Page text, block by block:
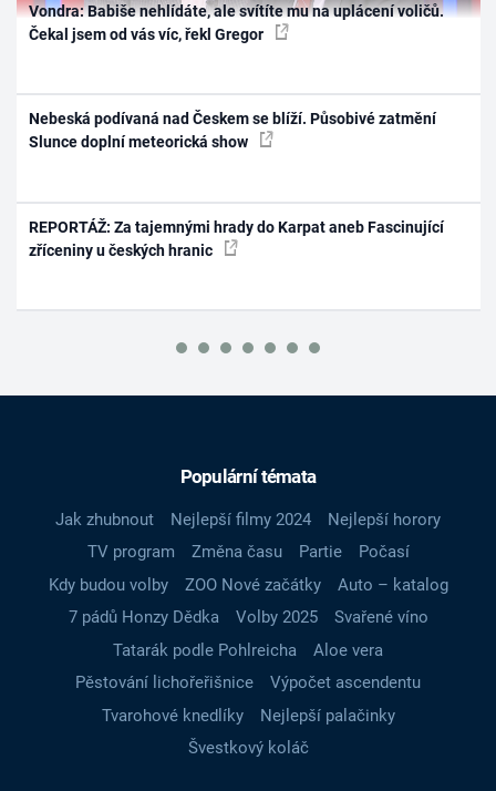
Vondra: Babiše nehlídáte, ale svítíte mu na uplácení voličů.
Čekal jsem od vás víc, řekl Gregor
Nebeská podívaná nad Českem se blíží. Působivé zatmění
Slunce doplní meteorická show
REPORTÁŽ: Za tajemnými hrady do Karpat aneb Fascinující
zříceniny u českých hranic
Populární témata
Jak zhubnout Nejlepší filmy 2024
Nejlepší horory
TV program
Změna času Partie
Počasí
Kdy budou volby
ZOO Nové začátky
Auto – katalog
7 pádů Honzy Dědka
Volby 2025
Svařené víno
Tatarák podle Pohlreicha
Aloe vera
Pěstování lichořeřišnice
Výpočet ascendentu
Tvarohové knedlíky
Nejlepší palačinky
Švestkový koláč